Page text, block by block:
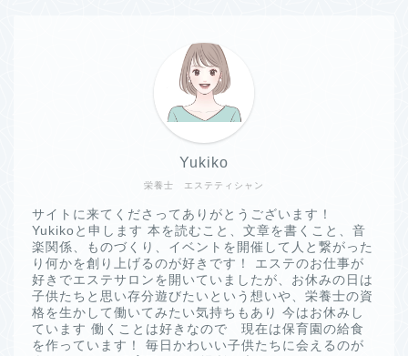
栄養士 エステティシャン
Yukiko
サイトに来てくださってありがとうございます！
Yukikoと申します 本を読むこと、文章を書くこと、音
楽関係、ものづくり、イベントを開催して人と繋がった
り何かを創り上げるのが好きです！ エステのお仕事が
好きでエステサロンを開いていましたが、お休みの日は
子供たちと思い存分遊びたいという想いや、栄養士の資
格を生かして働いてみたい気持ちもあり 今はお休みし
ています 働くことは好きなので 現在は保育園の給食
を作っています！ 毎日かわいい子供たちに会えるのが